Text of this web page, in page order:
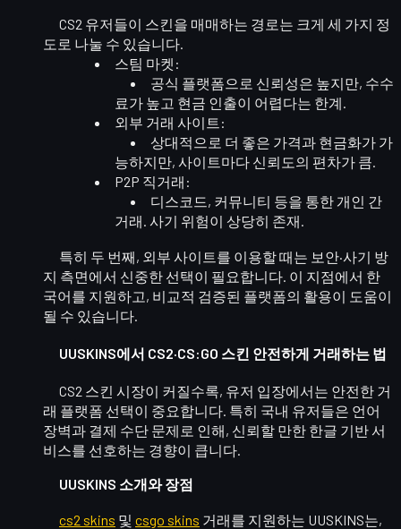
CS2 유저들이 스킨을 매매하는 경로는 크게 세 가지 정
도로 나눌 수 있습니다.
스팀 마켓 :
공식 플랫폼으로 신뢰성은 높지만, 수수
료가 높고 현금 인출이 어렵다는 한계.
외부 거래 사이트 :
상대적으로 더 좋은 가격과 현금화가 가
능하지만, 사이트마다 신뢰도의 편차가 큼.
P2P 직거래 :
디스코드, 커뮤니티 등을 통한 개인 간
거래. 사기 위험이 상당히 존재.
특히 두 번째, 외부 사이트를 이용할 때는 보안·사기 방
지 측면에서 신중한 선택이 필요합니다. 이 지점에서 한
국어를 지원하고, 비교적 검증된 플랫폼의 활용이 도움이
될 수 있습니다.
UUSKINS에서 CS2·CS:GO 스킨 안전하게 거래하는 법
CS2 스킨 시장이 커질수록, 유저 입장에서는 안전한 거
래 플랫폼 선택이 중요합니다. 특히 국내 유저들은 언어
장벽과 결제 수단 문제로 인해, 신뢰할 만한 한글 기반 서
비스를 선호하는 경향이 큽니다.
UUSKINS 소개와 장점
cs2 skins 및 csgo skins 거래를 지원하는 UUSKINS는,